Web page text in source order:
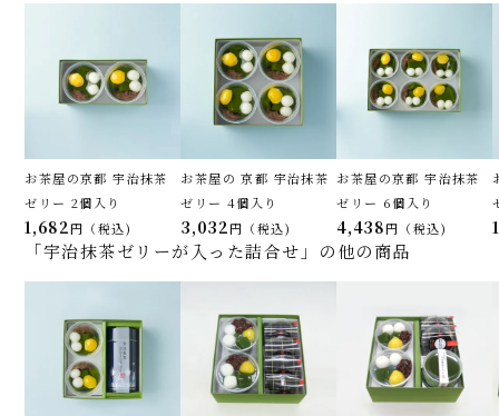
お茶屋の京都 宇治抹茶
ゼリー 2個入り
1,682 税込
お茶屋の 京都 宇治抹茶
ゼリー 4個入り
3,032 税込
お茶屋の京都 宇治抹茶
ゼリー 6個入り
4,438 税込
「宇治抹茶ゼリーが入った詰合せ」の他の商品